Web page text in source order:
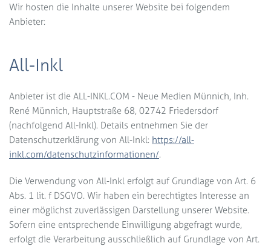
Jetzt
— direkt bei
Melden Sie sich für unseren Newsletter
Rabattcode auf Ihre nächste Bestellung.
Dazu erwarten Sie regelmäßig
Neuigkeiten, Inspirationen und Angebote
rund um unsere Premium-Holzbauten –
von Gartenhäusern über Pavillons bis hin
Wir hosten die Inhalte unserer Website bei folgendem
Anbieter:
All-Inkl
Anbieter ist die ALL-INKL.COM - Neue Medien Münnich, Inh.
René Münnich, Hauptstraße 68, 02742 Friedersdorf
(nachfolgend All-Inkl). Details entnehmen Sie der
Datenschutzerklärung von All-Inkl: https://all-
inkl.com/datenschutzinformationen/.
Die Verwendung von All-Inkl erfolgt auf Grundlage von Art. 6
Abs. 1 lit. f DSGVO. Wir haben ein berechtigtes Interesse an
einer möglichst zuverlässigen Darstellung unserer Website.
Sofern eine entsprechende Einwilligung abgefragt wurde,
erfolgt die Verarbeitung ausschließlich auf Grundlage von Art.